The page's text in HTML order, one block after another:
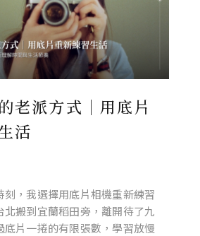
老派方式｜用底片
活
刻，我選擇用底片相機重新練習
北搬到宜蘭稻田旁，離開待了九
底片一捲的有限張數，學習放慢